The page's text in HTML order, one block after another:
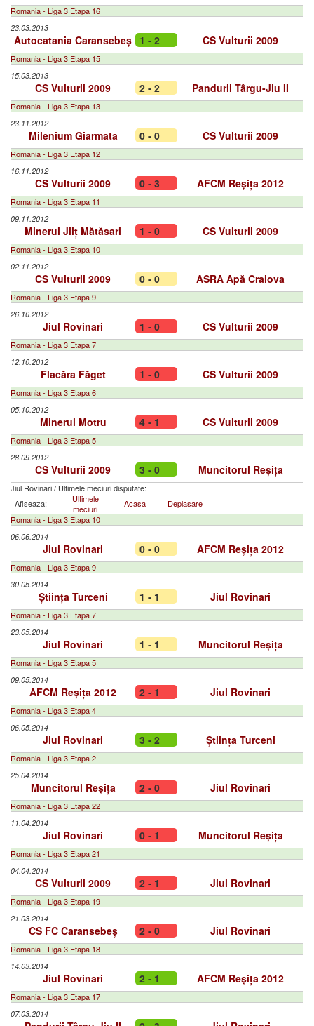
Romania - Liga 3 Etapa 16
23.03.2013
Autocatania Caransebeș 1 - 2 CS Vulturii 2009
Romania - Liga 3 Etapa 15
15.03.2013
CS Vulturii 2009 2 - 2 Pandurii Târgu-Jiu II
Romania - Liga 3 Etapa 13
23.11.2012
Milenium Giarmata 0 - 0 CS Vulturii 2009
Romania - Liga 3 Etapa 12
16.11.2012
CS Vulturii 2009 0 - 3 AFCM Reșița 2012
Romania - Liga 3 Etapa 11
09.11.2012
Minerul Jilț Mătăsari 1 - 0 CS Vulturii 2009
Romania - Liga 3 Etapa 10
02.11.2012
CS Vulturii 2009 0 - 0 ASRA Apă Craiova
Romania - Liga 3 Etapa 9
26.10.2012
Jiul Rovinari 1 - 0 CS Vulturii 2009
Romania - Liga 3 Etapa 7
12.10.2012
Flacăra Făget 1 - 0 CS Vulturii 2009
Romania - Liga 3 Etapa 6
05.10.2012
Minerul Motru 4 - 1 CS Vulturii 2009
Romania - Liga 3 Etapa 5
28.09.2012
CS Vulturii 2009 3 - 0 Muncitorul Reșița
Jiul Rovinari/ Ultimele meciuri disputate:
Afiseaza:
Ultimele
meciuri
Acasa
Deplasare
Romania - Liga 3 Etapa 10
06.06.2014
Jiul Rovinari 0 - 0 AFCM Reșița 2012
Romania - Liga 3 Etapa 9
30.05.2014
Știința Turceni 1 - 1 Jiul Rovinari
Romania - Liga 3 Etapa 7
23.05.2014
Jiul Rovinari 1 - 1 Muncitorul Reșița
Romania - Liga 3 Etapa 5
09.05.2014
AFCM Reșița 2012 2 - 1 Jiul Rovinari
Romania - Liga 3 Etapa 4
06.05.2014
Jiul Rovinari 3 - 2 Știința Turceni
Romania - Liga 3 Etapa 2
25.04.2014
Muncitorul Reșița 2 - 0 Jiul Rovinari
Romania - Liga 3 Etapa 22
11.04.2014
Jiul Rovinari 0 - 1 Muncitorul Reșița
Romania - Liga 3 Etapa 21
04.04.2014
CS Vulturii 2009 2 - 1 Jiul Rovinari
Romania - Liga 3 Etapa 19
21.03.2014
CS FC Caransebeș 2 - 0 Jiul Rovinari
Romania - Liga 3 Etapa 18
14.03.2014
Jiul Rovinari 2 - 1 AFCM Reșița 2012
Romania - Liga 3 Etapa 17
07.03.2014